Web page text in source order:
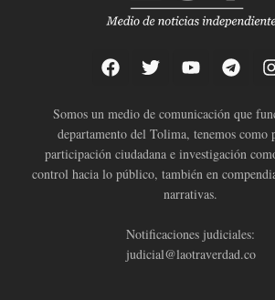
Somos un medio de comunicación que
departamento del Tolima, tenemos como
participación ciudadana e investigación
control hacia lo público, también en
narrativas.
Notificaciones judiciales:
judicial@laotraverdad.co